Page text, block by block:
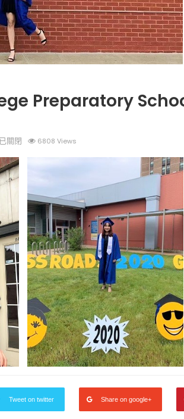
Preparatory
關閉 6808 Views
Tweet on twitter Share on google+
康检查 无需预约 免费赠送血压计供符合
使用 欢迎参加索取! 4月18日星期六 上午
中午 Grace UM Church